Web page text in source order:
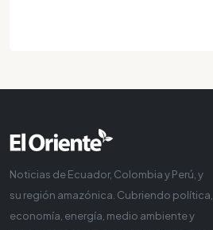
Noticias de Ecuador, Colombia y Perú, y
su región amazónica. Cubriendo política,
economía, energía, medio ambiente y